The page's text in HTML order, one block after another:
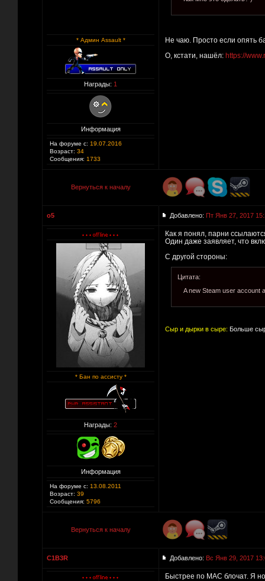
* Админ Assault *
Награды: 1
Информация
На форуме с: 19.07.2016
Возраст: 34
Сообщения: 1733
Не чаю. Просто если опять
О, кстати, нашёл: https://
Вернуться к началу
o5 Добавлено: Пт Янв 27, 2017
* Бан по ассисту *
Награды: 2
Информация
На форуме с: 13.08.2011
Возраст: 39
Сообщения: 5796
Как я понял, парни
Один даже заявляет, что
С другой стороны:
Цитата:
A new Steam user account
Сыр и дырки в сыре: Больше
Вернуться к началу
C1B3R Добавлено: Вс Янв 29, 2017
Быстрее по MAC блочат. Я